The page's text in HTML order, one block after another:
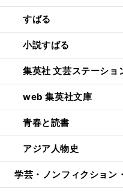
すばる
小説すばる
集英社 文芸ステーショ
web 集英社文庫
青春と読書
アジア人物史
学芸・ノンフィクション